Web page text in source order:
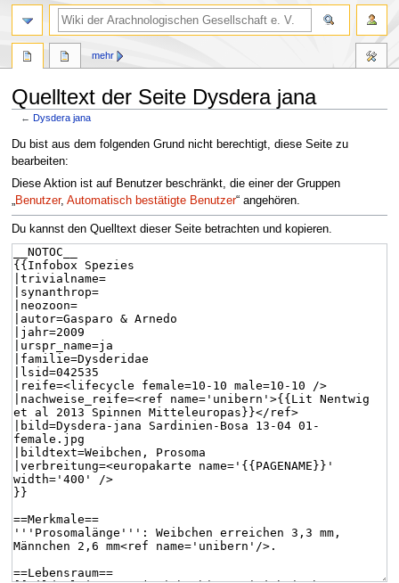
Quelltext der Seite Dysdera jana
←Dysdera jana
Zur
Navigation
springen
Zur
Suche
springen
Du bist aus dem folgenden Grund nicht berechtigt, diese Seite zu
bearbeiten:
Diese Aktion ist auf Benutzer beschränkt, die einer der Gruppen
„Benutzer, Automatisch bestätigte Benutzer“ angehören.
Du kannst den Quelltext dieser Seite betrachten und kopieren.
mehr